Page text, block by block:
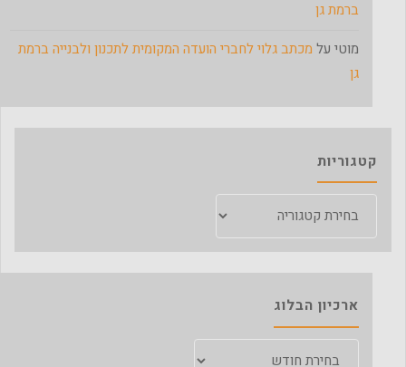
ברמת גן
מוטי על מכתב גלוי לחברי הועדה המקומית לתכנון ולבנייה ברמת
גן
קטגוריות
ארכיון הבלוג